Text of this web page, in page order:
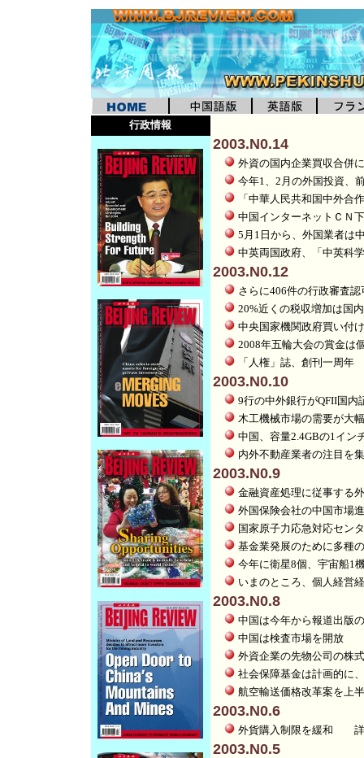
行政情報
2003.N0.14
外資の国内企業買収合
今年1、2月の外国投資
「中華人民共和国中外合
中国インターネットＣＮ
5月1日から、外国業者は
中英両国政府、「中英科
2003.N0.12
さらに406件の行政審査
20%近くの税収増加は国
中央国家機関政府買い付
2008年五輪大会の賞金は
「人権」誌、創刊一周年
2003.N0.10
9行の中外銀行がQFII国
木工機械市場の需要が大
中国、容量2.4GBの1イン
内外不動産業者の注目を
2003.N0.9
金融資産処理に従事する
外国保険会社の中国市場
国家原子力応急対応セン
基金業発展のために多種
今年に衛星8個、宇宙船1
いまのところ、個人経営
2003.N0.8
中国は今年から報道出版
中国は検査市場を開放
外資企業の先物公司の株
社会保障基金は計画的に
航空輸送価格改革案を上
2003.N0.6
外貨購入制限を緩和
2003.N0.5